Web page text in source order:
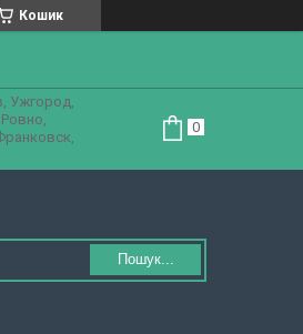
Кошик
Ужгород,
Пошук...